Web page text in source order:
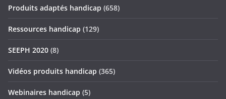
Produits adaptés handicap (658)
Ressources handicap (129)
SEEPH 2020 (8)
Vidéos produits handicap (365)
Webinaires handicap (5)